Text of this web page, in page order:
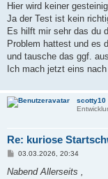
r
a
Hier wird keiner
Ja der Test ist kein
Es hilft mir sehr das du
Problem hattest und es
und tausche das ggf.
Ich mach jetzt eins
scotty10
Re: kuriose
B
i
03.03.2026, 20:34
Nabend Allerseits ,